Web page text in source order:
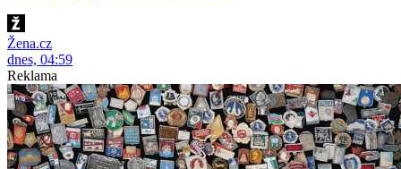
Žena.cz
dnes, 04:59
Reklama